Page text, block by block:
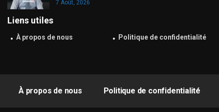
7 Août, 2026
Liens utiles
À propos de nous Politique de confidentialité
À propos de nous Politique de confidentialité